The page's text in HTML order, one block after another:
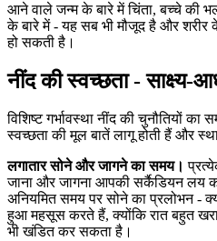
आने वाले जन्म के बारे में चिंता, बच्चे की
के बारे में - यह सब भी मौजूद है और शरीर
हो सकती है।
नींद की स्वच्छता - साक्ष्य-
विशिष्ट गर्भावस्था नींद की चुनौतियों
स्वच्छता की मूल बातें लागू होती हैं और
लगातार सोने और जागने का समय।
जाना और जागना आपकी सर्कैडियन लय
अनियमित समय पर सोने का प्रलोभन -
हुआ महसूस करते हैं, क्योंकि रात बहुत
भी खंडित कर सकता है।